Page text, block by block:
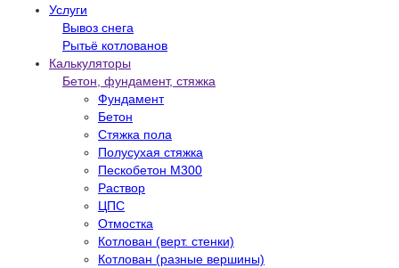
Услуги
Вывоз снега
Рытьё котлованов
Калькуляторы
Бетон, фундамент, стяжка
Фундамент
Бетон
Стяжка пола
Полусухая стяжка
Пескобетон М300
Раствор
ЦПС
Отмостка
Котлован (верт. стенки)
Котлован (разные вершины)